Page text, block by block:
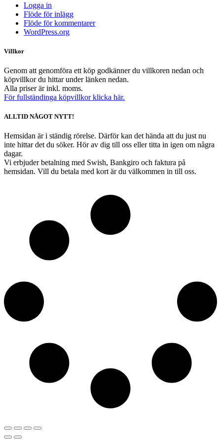
Logga in
Flöde för inlägg
Flöde för kommentarer
WordPress.org
Villkor
Genom att genomföra ett köp godkänner du villkoren nedan och
köpvillkor du hittar under länken nedan.
Alla priser är inkl. moms.
För fullständinga köpvillkor klicka här.
ALLTID NÅGOT NYTT!
Hemsidan är i ständig rörelse. Därför kan det hända att du just nu
inte hittar det du söker. Hör av dig till oss eller titta in igen om några
dagar.
Vi erbjuder betalning med Swish, Bankgiro och faktura på
hemsidan. Vill du betala med kort är du välkommen in till oss.